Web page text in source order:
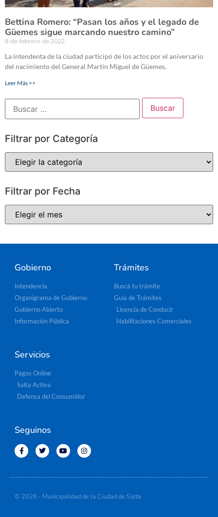
Bettina Romero: “Pasan los años y el legado de
Güemes sigue marcando nuestro camino”
8 de febrero de 2022
La intendenta de la ciudad participó de los actos por el aniversario
del nacimiento del General Martín Miguel de Güemes.
Leer Más >>
Filtrar por Categoría
Filtrar por Fecha
Gobierno
Intendencia
Organigrama de Gobierno
Gobierno Abierto
Información Pública
Trámites
Buscá tu trámite
Guía de Trámites
Licencia de Conducir
Habilitaciones Comerciales
Servicios
Pagos Online
Salta Activa
Defensa del Consumidor
Seguinos
© 2026 - Municipalidad de la Ciudad de Salta